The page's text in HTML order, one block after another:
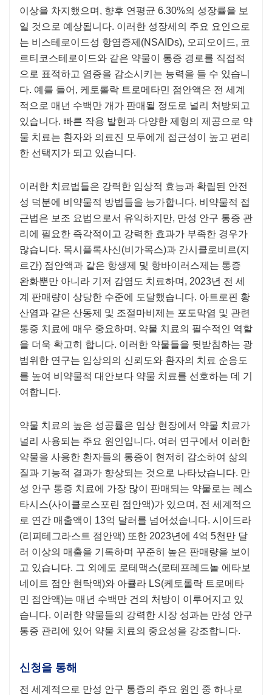
이상을 차지했으며, 향후 연평균 6.30%의 성장률을 보
일 것으로 예상됩니다. 이러한 성장세의 주요 요인으로
는 비스테로이드성 항염증제(NSAIDs), 오피오이드, 코
르티코스테로이드와 같은 약물이 통증 경로를 직접적
으로 표적하고 염증을 감소시키는 능력을 들 수 있습니
다. 예를 들어, 케토롤락 트로메타민 점안액은 전 세계
적으로 매년 수백만 개가 판매될 정도로 널리 처방되고
있습니다. 빠른 작용 발현과 다양한 제형의 제공으로 약
물 치료는 환자와 의료진 모두에게 접근성이 높고 편리
한 선택지가 되고 있습니다.
이러한 치료법들은 강력한 임상적 효능과 확립된 안전
성 덕분에 비약물적 방법들을 능가합니다. 비약물적 접
근법은 보조 요법으로서 유익하지만, 만성 안구 통증 관
리에 필요한 즉각적이고 강력한 효과가 부족한 경우가
많습니다. 목시플록사신(비가목스)과 간시클로비르(지
르간) 점안액과 같은 항생제 및 항바이러스제는 통증
완화뿐만 아니라 기저 감염도 치료하며, 2023년 전 세
계 판매량이 상당한 수준에 도달했습니다. 아트로핀 황
산염과 같은 산동제 및 조절마비제는 포도막염 및 관련
통증 치료에 매우 중요하며, 약물 치료의 필수적인 역할
을 더욱 확고히 합니다. 이러한 약물들을 뒷받침하는 광
범위한 연구는 임상의의 신뢰도와 환자의 치료 순응도
를 높여 비약물적 대안보다 약물 치료를 선호하는 데 기
여합니다.
약물 치료의 높은 성공률은 임상 현장에서 약물 치료가
널리 사용되는 주요 원인입니다. 여러 연구에서 이러한
약물을 사용한 환자들의 통증이 현저히 감소하여 삶의
질과 기능적 결과가 향상되는 것으로 나타났습니다. 만
성 안구 통증 치료에 가장 많이 판매되는 약물로는 레스
타시스(사이클로스포린 점안액)가 있으며, 전 세계적으
로 연간 매출액이 13억 달러를 넘어섰습니다. 시이드라
(리피테그라스트 점안액) 또한 2023년에 4억 5천만 달
러 이상의 매출을 기록하며 꾸준히 높은 판매량을 보이
고 있습니다. 그 외에도 로테맥스(로테프레드놀 에타보
네이트 점안 현탁액)와 아큘라 LS(케토롤락 트로메타
민 점안액)는 매년 수백만 건의 처방이 이루어지고 있
습니다. 이러한 약물들의 강력한 시장 성과는 만성 안구
통증 관리에 있어 약물 치료의 중요성을 강조합니다.
신청을 통해
전 세계적으로 만성 안구 통증의 주요 원인 중 하나로